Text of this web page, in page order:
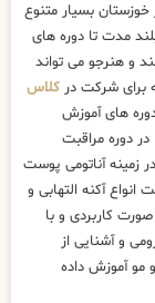
بسیار متنوع
مدت تا دوره های
و هنرجو می تواند
برای شرکت در کلاس
های آموزش
دوره مراقبت
زمینه آناتومی پوست
آکنه التهابی و
کاربردی و با
و آشنایی از
آموزش داده